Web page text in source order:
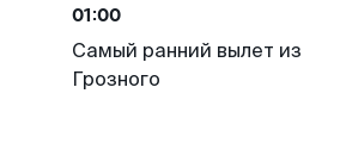
01:00
Самый ранний вылет из
Грозного